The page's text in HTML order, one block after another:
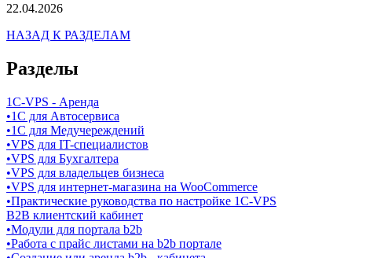
22.04.2026
НАЗАД К РАЗДЕЛАМ
Разделы
1C-VPS - Аренда
•1C для Автосервиса
•1C для Медучереждений
•VPS для IT-специалистов
•VPS для Бухгалтера
•VPS для владельцев бизнеса
•VPS для интернет-магазина на WooCommerce
•Практические руководства по настройке 1С-VPS
B2B клиентский кабинет
•Модули для портала b2b
•Работа с прайс листами на b2b портале